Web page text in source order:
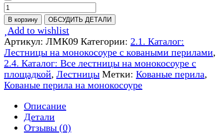
Количество
товара
Лестница
на
монокосоуре
с
коваными
перилами
-
ЛМК09
В корзину ОБСУДИТЬ ДЕТАЛИ
Add to wishlist
Артикул: ЛМК09 Категории: 2.1. Каталог:
Лестницы на монокосоуре с коваными перилами,
2.4. Каталог: Все лестницы на монокосоуре с
площадкой, Лестницы Метки: Кованые перила,
Кованые перила на монокосоуре
Описание
Детали
Отзывы (0)